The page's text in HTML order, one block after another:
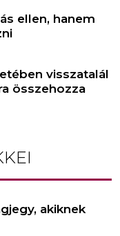
ellen, hanem
visszatalál
összehozza
akiknek